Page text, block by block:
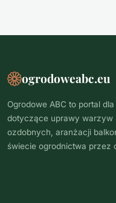
ogrodoweabc.eu
Ogrodowe ABC to portal
dotyczące uprawy warzyw
ozdobnych, aranżacji
świecie ogrodnictwa przez